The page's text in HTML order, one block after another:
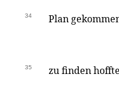
34 Plan
35 zu finden